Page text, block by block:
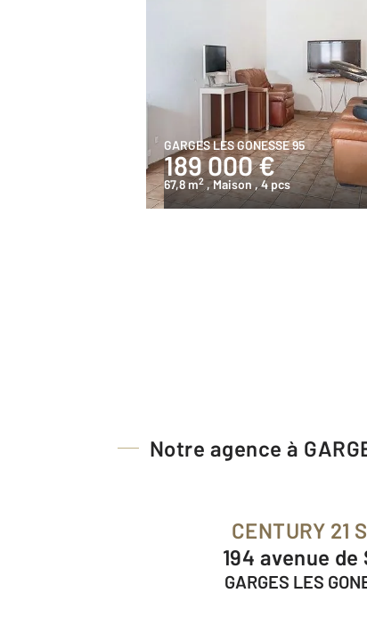
GARGES LES GONESSE 95
189 000 €
67,8 m2 , Maison, 4 pcs
Notre agence à
CENTURY
194 avenue
GARGES LES